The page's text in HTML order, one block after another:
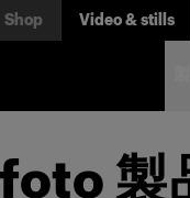
Shop Video & stills
製